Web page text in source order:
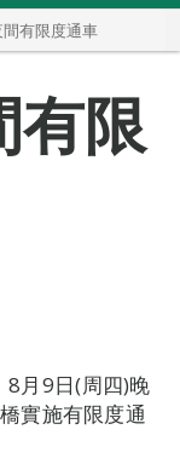
有限度通車
有限
8月9日(周四)晚
實施有限度通